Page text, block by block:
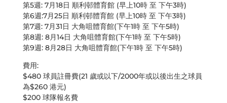
第5週: 7月18日 順利邨體育館 (早上10時 至 下午3時)
第6週:7月25日 順利邨體育館 (早上10時 至 下午3時)
第7週: 7月31日 大角咀體育館(下午1時 至 下午5時)
第8週: 8月14日 大角咀體育館(下午1時 至 下午5時)
第9週: 8月28日 大角咀體育館(下午1時 至 下午5時)
費用:
$480 球員註冊費(21 歲或以下/2000年或以後出生之球員
為$260 港元)
$200 球隊報名費